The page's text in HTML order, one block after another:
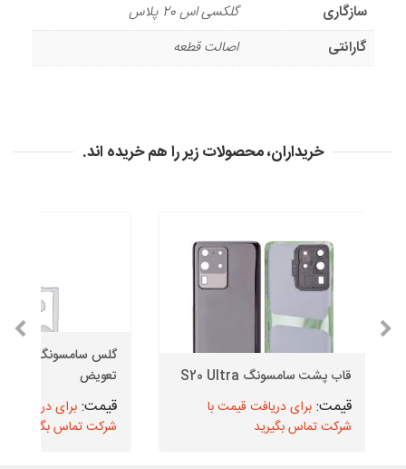
سازگاری
گلکسی اس 20 پلاس
گارانتی
اصالت قطعه
خریداران، محصولات زیر را هم خریده اند.
قاب پشت سامسونگ S20 Ultra
برای دریافت قیمت با
شرکت تماس بگیرید
تعویض
برای دریافت
شرکت تماس بگیرید